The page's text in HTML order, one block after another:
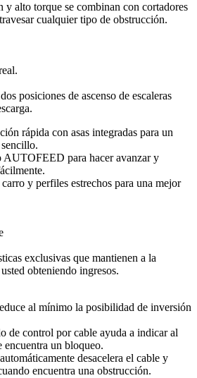
y alto torque se combinan con cortadores
cualquier tipo de obstrucción.
posiciones de ascenso de escaleras
rápida con asas integradas para un
AUTOFEED para hacer avanzar y
y perfiles estrechos para una mejor
exclusivas que mantienen a la
obteniendo ingresos.
al mínimo la posibilidad de inversión
de control por cable ayuda a indicar al
encuentra un bloqueo.
desacelera el cable y
encuentra una obstrucción.